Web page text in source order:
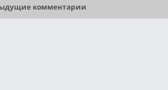
комментарии